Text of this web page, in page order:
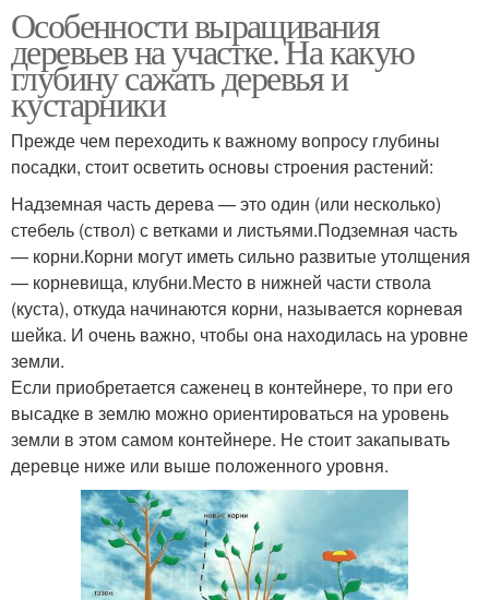
Особенности выращивания
деревьев на участке. На какую
глубину сажать деревья и
кустарники
Прежде чем переходить к важному вопросу глубины
посадки, стоит осветить основы строения растений:
Надземная часть дерева — это один (или несколько)
стебель (ствол) с ветками и листьями.Подземная часть
— корни.Корни могут иметь сильно развитые утолщения
— корневища, клубни.Место в нижней части ствола
(куста), откуда начинаются корни, называется корневая
шейка. И очень важно, чтобы она находилась на уровне
земли.
Если приобретается саженец в контейнере, то при его
высадке в землю можно ориентироваться на уровень
земли в этом самом контейнере. Не стоит закапывать
деревце ниже или выше положенного уровня.